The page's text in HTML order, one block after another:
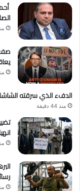
منذ
منذ
الدفء الذي سرقته
منذ 44 دقيقة
منذ
منذ